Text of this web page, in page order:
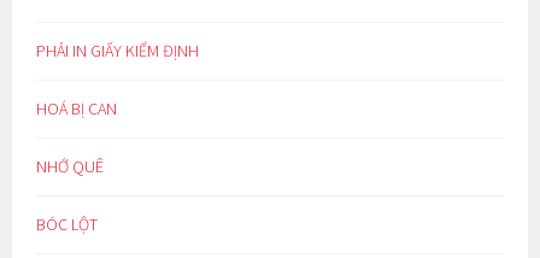
PHẢI IN GIẤY KIỂM ĐỊNH
HOÁ BỊ CAN
NHỚ QUÊ
BÓC LỘT